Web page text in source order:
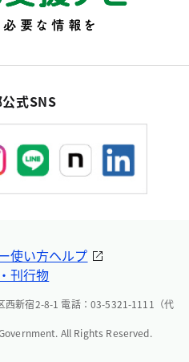
式SNS
使い方ヘルプ
刊行物
西新宿2-8-1 電話：03-5321-1111（代
All Rights Reserved.